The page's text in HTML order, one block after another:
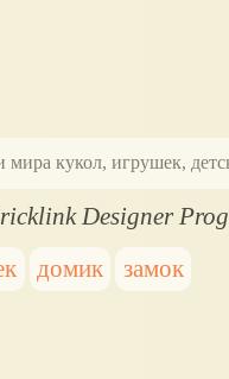
мира кукол, игрушек,
Designer
домик замок